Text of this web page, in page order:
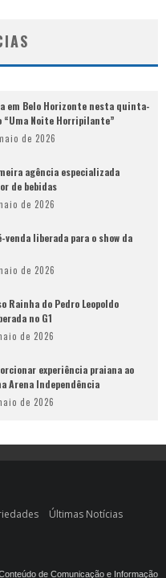
em Belo Horizonte nesta quinta-
“Uma Noite Horripilante”
de 2026
agência especializada
de bebidas
de 2026
liberada para o show da
de 2026
Rainha do Pedro Leopoldo
no G1
de 2026
experiência praiana ao
Arena Independência
de 2026
Últimas Notícias
de Comunicação e Informação